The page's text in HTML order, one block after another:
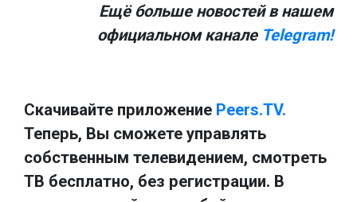
Ещё больше новостей в нашем
официальном канале Telegram!
Скачивайте приложение Peers.TV.
Теперь, Вы сможете управлять
собственным телевидением, смотреть
ТВ бесплатно, без регистрации. В